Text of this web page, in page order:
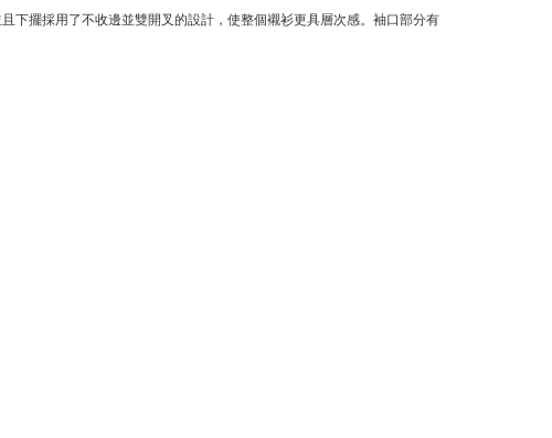
下擺採用了不收邊並雙開叉的設計，使整個襯衫更具層次感。袖口部分有